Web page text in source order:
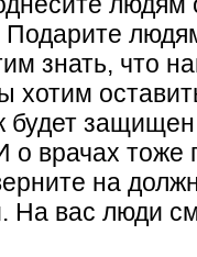
знать, что
будет
врачах тоже
на
На вас люди